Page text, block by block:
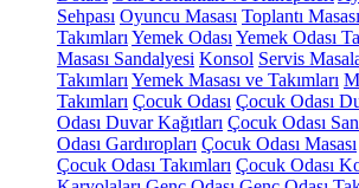
Sehpası Oyuncu Masası Toplantı Masası
Takımları Yemek Odası Yemek Odası
Masası Sandalyesi Konsol Servis
Takımları Yemek Masası ve Takımları
Takımları Çocuk Odası Çocuk Odası
Odası Duvar Kağıtları Çocuk Odası
Odası Gardıropları Çocuk Odası Masası
Çocuk Odası Takımları Çocuk Odası